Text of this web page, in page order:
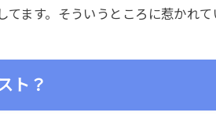
ます。そういうところに惹かれて
ト？